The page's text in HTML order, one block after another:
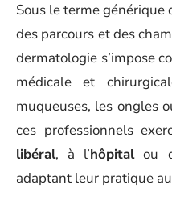
Sous le terme générique
des parcours et des
dermatologie s’impose
médicale et
muqueuses, les ongles
ces professionnels
libéral, à l’hôpitalou
adaptant leur pratique